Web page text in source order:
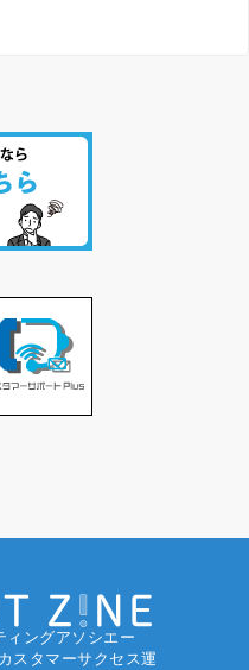
ングアソシエー
スタマーサクセス運